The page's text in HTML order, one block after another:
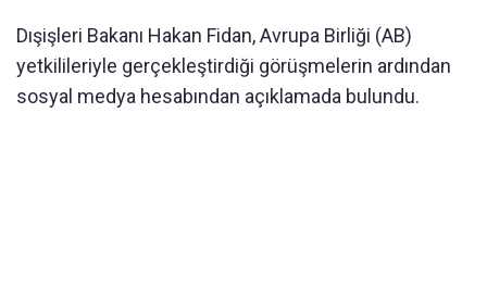
Dışişleri Bakanı Hakan Fidan, Avrupa Birliği (AB)
yetkilileriyle gerçekleştirdiği görüşmelerin ardından
sosyal medya hesabından açıklamada bulundu.